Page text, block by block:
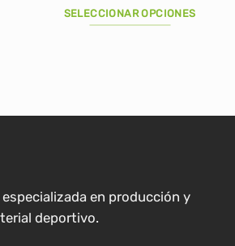
original
era:
actual
es:
SELECCIONAR OPCIONES
elegir
en
en producción y
deportivo.